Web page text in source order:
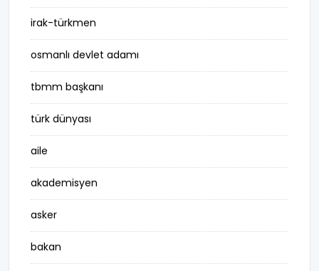
irak-türkmen
osmanlı devlet adamı
tbmm başkanı
türk dünyası
aile
akademisyen
asker
bakan